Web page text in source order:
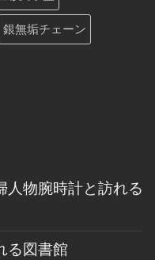
銀無垢チェーン
人物腕時計と訪れる
る図書館